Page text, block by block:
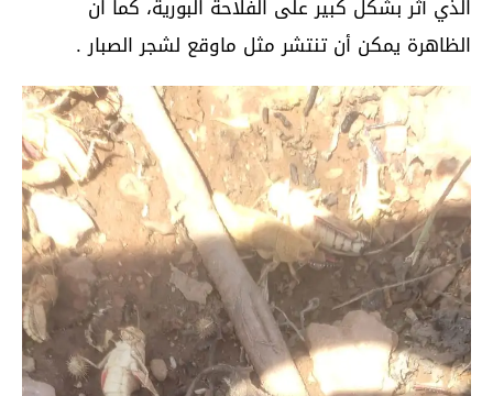
الذي أثر بشكل كبير على الفلاحة البورية، كما ان
الظاهرة يمكن أن تنتشر مثل ماوقع لشجر الصبار .